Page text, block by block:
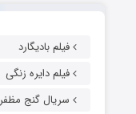
فیلم بادیگارد
فیلم دایره زنگی
سریال گنج مظفر